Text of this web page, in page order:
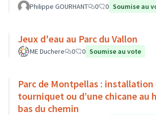
Philippe GOURHANT 0 0 Soumise au
Jeux d'eau au Parc du Vallon
ME Duchere 0 0 Soumise au vote
Parc de Montpellas : installation
tourniquet ou d’une chicane au
bas du chemin